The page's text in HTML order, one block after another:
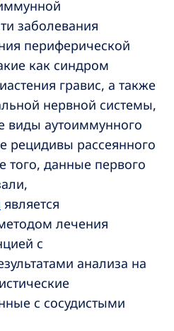
заболевания
периферической
как синдром
гравис, а также
нервной системы,
виды аутоиммунного
рецидивы рассеянного
того, данные первого
является
лечения
с
анализа на
с сосудистыми